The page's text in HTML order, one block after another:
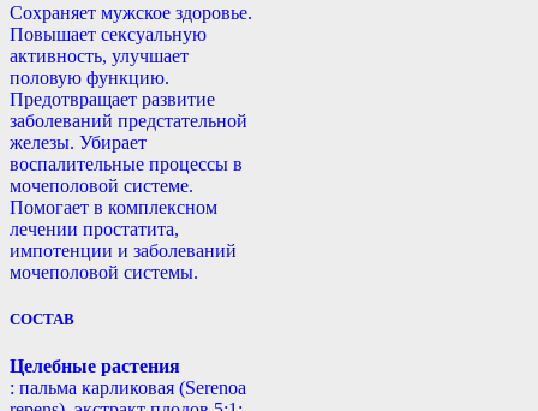
Сохраняет мужское здоровье.
Повышает сексуальную
активность, улучшает
половую функцию.
Предотвращает развитие
заболеваний предстательной
железы. Убирает
воспалительные процессы в
мочеполовой системе.
Помогает в комплексном
лечении простатита,
импотенции и заболеваний
мочеполовой системы.
СОСТАВ
Целебные растения
: пальма карликовая (Serenoa